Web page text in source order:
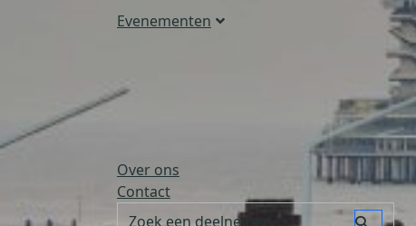
Evenementen
Over ons
Contact